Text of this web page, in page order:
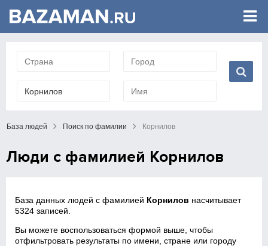
База людей Поиск по фамилии Корнилов
Люди с фамилией Корнилов
База данных людей с фамилией Корнилов насчитывает
5324 записей.
Вы можете воспользоваться формой выше, чтобы
отфильтровать результаты по имени, стране или городу